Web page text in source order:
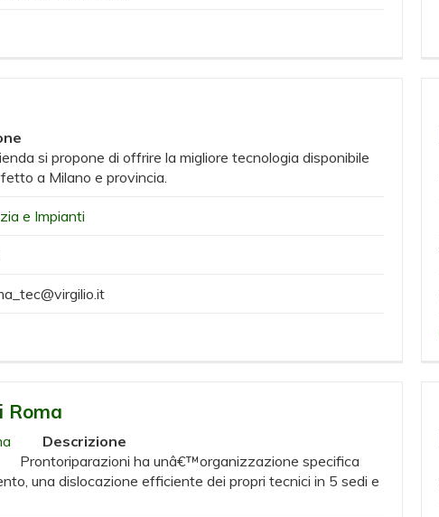
si propone di offrire la migliore tecnologia disponibile
a Milano e provincia.
e Impianti
Roma
Descrizione
Prontoriparazioni ha unâ€™organizzazione specifica
una dislocazione efficiente dei propri tecnici in 5 sedi e